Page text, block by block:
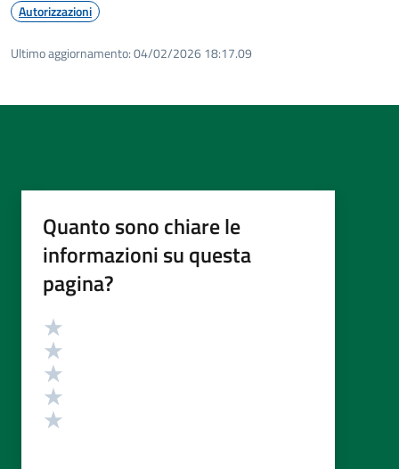
Autorizzazioni
Ultimo aggiornamento:04/02/2026 18:17.09
Quanto sono chiare le
informazioni su questa
pagina?
Valutazione